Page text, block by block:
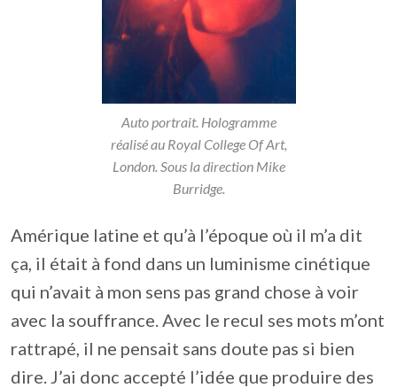
Auto portrait. Hologramme
réalisé au Royal College Of Art,
London. Sous la direction Mike
Burridge.
Amérique latine et qu’à l’époque où il m’a dit
ça, il était à fond dans un luminisme cinétique
qui n’avait à mon sens pas grand chose à voir
avec la souffrance. Avec le recul ses mots m’ont
rattrapé, il ne pensait sans doute pas si bien
dire. J’ai donc accepté l’idée que produire des